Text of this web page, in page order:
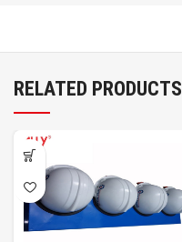
RELATED PRODUCTS